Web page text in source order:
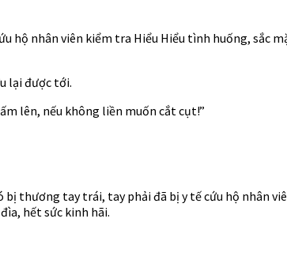
hộ nhân viên kiểm tra Hiểu Hiểu tình huống, sắc
lại được tới.
lên, nếu không liền muốn cắt cụt!”
thương tay trái, tay phải đã bị y tế cứu hộ nhân
hết sức kinh hãi.